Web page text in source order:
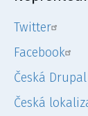
Twitter
Facebook
Česká
Česká